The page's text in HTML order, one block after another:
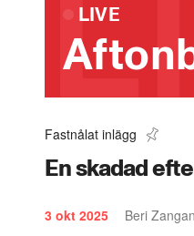
LIVE
Rysk
0:48
Fastnålat inlägg
En skadad
3 okt 2025 Beri